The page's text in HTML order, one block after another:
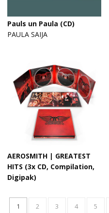
Pauls un Paula (CD)
PAULA SAIJA
AEROSMITH | GREATEST
HITS (3x CD, Compilation,
Digipak)
1 2 3 4 5